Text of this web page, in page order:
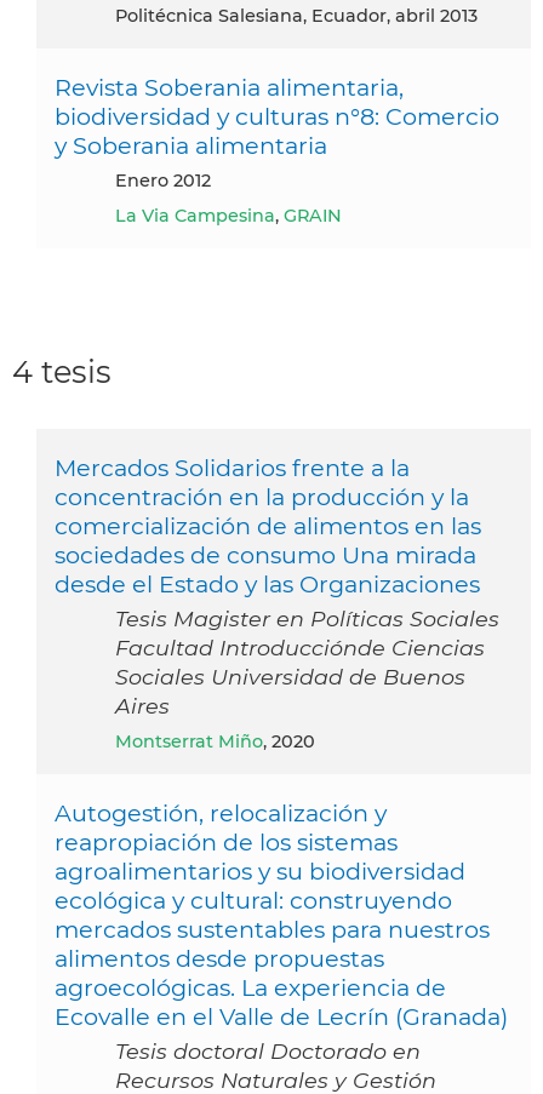
Politécnica Salesiana, Ecuador, abril 2013
Revista Soberania alimentaria,
biodiversidad y culturas n°8: Comercio
y Soberania alimentaria
enero 2012
La Via Campesina, GRAIN
4 tesis
Mercados Solidarios frente a la
concentración en la producción y la
comercialización de alimentos en las
sociedades de consumo Una mirada
desde el Estado y las Organizaciones
Tesis Magister en Políticas Sociales
Facultad Introducciónde Ciencias
Sociales Universidad de Buenos
Aires
Montserrat Miño, 2020
Autogestión, relocalización y
reapropiación de los sistemas
agroalimentarios y su biodiversidad
ecológica y cultural: construyendo
mercados sustentables para nuestros
alimentos desde propuestas
agroecológicas. La experiencia de
Ecovalle en el Valle de Lecrín (Granada)
Tesis doctoral Doctorado en
Recursos Naturales y Gestión